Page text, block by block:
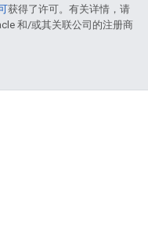
获得了许可。有关详情，请
和/或其关联公司的注册商